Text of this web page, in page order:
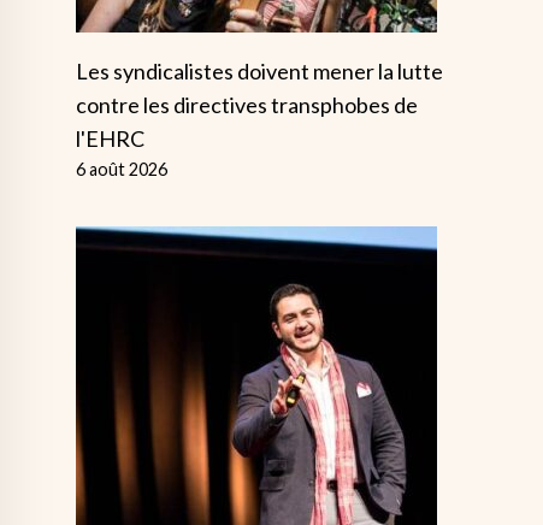
Les syndicalistes doivent mener la lutte
contre les directives transphobes de
l'EHRC
6 août 2026